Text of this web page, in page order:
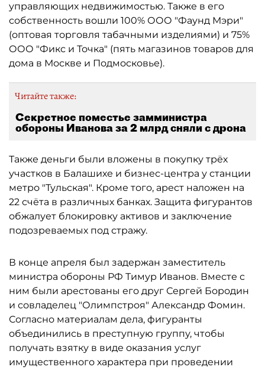
управляющих недвижимостью. Также в его
собственность вошли 100% ООО "Фаунд Мэри"
(оптовая торговля табачными изделиями) и 75%
ООО "Фикс и Точка" (пять магазинов товаров для
дома в Москве и Подмосковье).
Читайте также:
Секретное поместье замминистра
обороны Иванова за 2 млрд сняли с дрона
Также деньги были вложены в покупку трёх
участков в Балашихе и бизнес-центра у станции
метро "Тульская". Кроме того, арест наложен на
22 счёта в различных банках. Защита фигурантов
обжалует блокировку активов и заключение
подозреваемых под стражу.
В конце апреля был задержан заместитель
министра обороны РФ Тимур Иванов. Вместе с
ним были арестованы его друг Сергей Бородин
и совладелец "Олимпстроя" Александр Фомин.
Согласно материалам дела, фигуранты
объединились в преступную группу, чтобы
получать взятку в виде оказания услуг
имущественного характера при проведении